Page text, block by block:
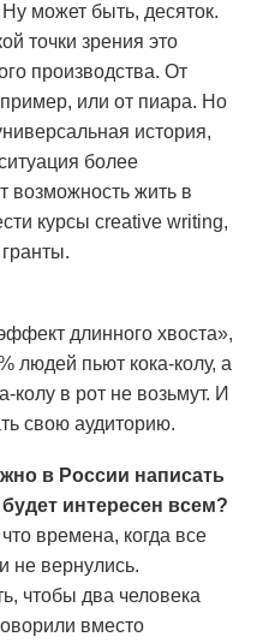
может быть, десяток.
точки зрения это
производства. От
или от пиара. Но
история,
более
возможность жить в
курсы creative writing,
длинного хвоста»,
людей пьют кока-колу, а
колу в рот не возьмут. И
свою аудиторию.
в России написать
интересен всем?
времена, когда все
не вернулись.
чтобы два человека
вместо